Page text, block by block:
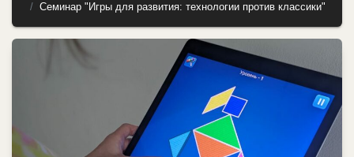
Семинар "Игры для развития: технологии против классики"